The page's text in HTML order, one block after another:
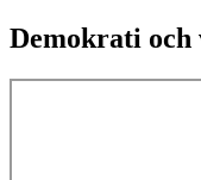
Demokrati